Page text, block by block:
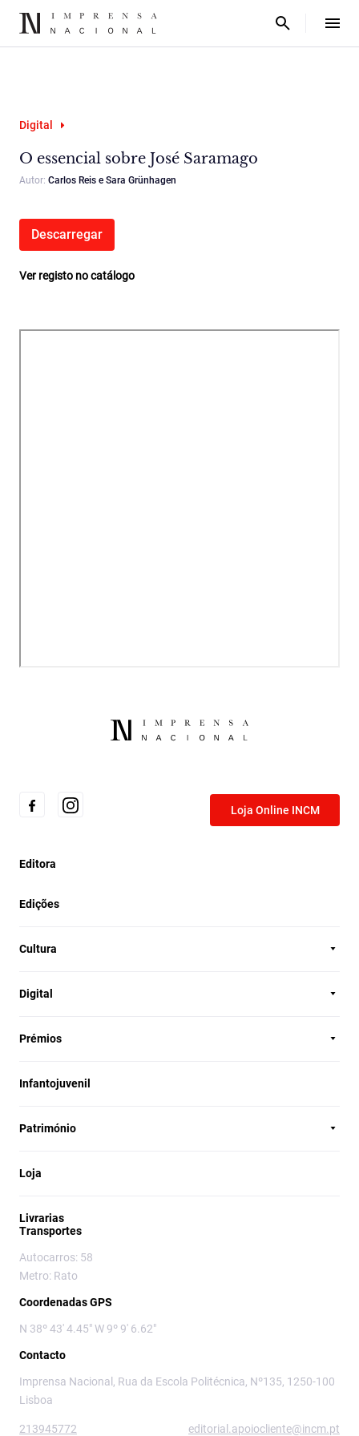
Digital
O essencial sobre José Saramago
Autor: Carlos Reis e Sara Grünhagen
Descarregar
Ver registo no catálogo
Loja Online INCM
Editora
Edições
Cultura
Digital
Prémios
Infantojuvenil
Património
Loja
Livrarias
Transportes
Autocarros: 58
Metro: Rato
Coordenadas GPS
N 38º 43' 4.45" W 9º 9' 6.62"
Contacto
Imprensa Nacional, Rua da Escola Politécnica, Nº135, 1250-100
Lisboa
213945772 editorial.apoiocliente@incm.pt